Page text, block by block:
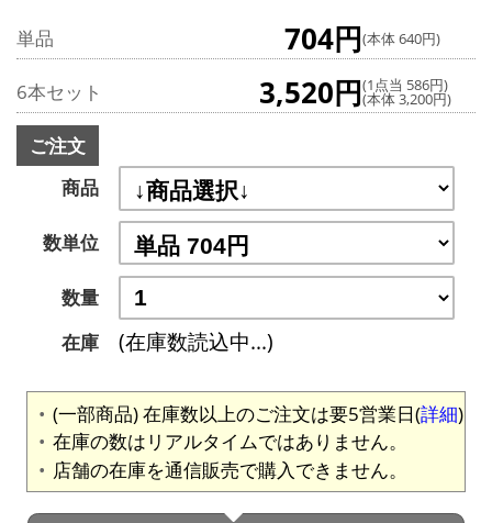
単品 704円(本体 640円)
6本セット 3,520円(1点当 586円)
(本体 3,200円)
ご注文
商品
数単位
数量
在庫
(在庫数読込中...)
(一部商品) 在庫数以上のご注文は要5営業日(詳細)
在庫の数はリアルタイムではありません。
店舗の在庫を通信販売で購入できません。